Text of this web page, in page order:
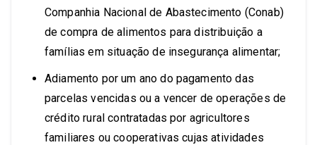
Companhia Nacional de Abastecimento (Conab)
de compra de alimentos para distribuição a
famílias em situação de insegurança alimentar;
Adiamento por um ano do pagamento das
parcelas vencidas ou a vencer de operações de
crédito rural contratadas por agricultores
familiares ou cooperativas cujas atividades